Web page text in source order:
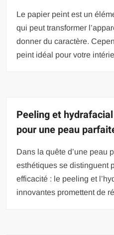
Le papier peint est un
qui peut transformer
donner du caractère.
peint idéal pour votre
Peeling et
pour une peau
Dans la quête d’une peau
esthétiques se distinguent
efficacité : le peeling et
innovantes promettent de